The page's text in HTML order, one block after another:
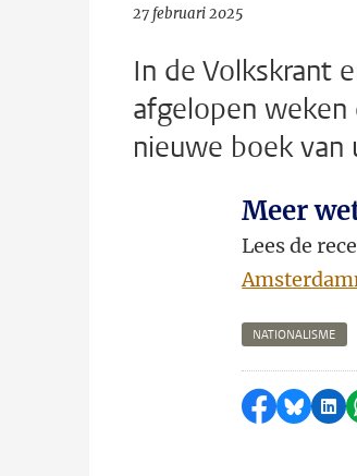
27 februari 2025
In de Volkskrant
afgelopen weken
nieuwe boek
Meer
Lees de
NATIONALISME
Delen op
Delen